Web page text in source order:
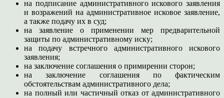
на подписание административного искового заявления
и возражений на административное исковое заявление,
а также подачу их в суд;
на заявление о применении мер предварительной
защиты по административному иску;
на подачу встречного административного искового
заявления;
на заключение соглашения о примирении сторон;
на заключение соглашения по фактическим
обстоятельствам административного дела;
на полный или частичный отказ от административного